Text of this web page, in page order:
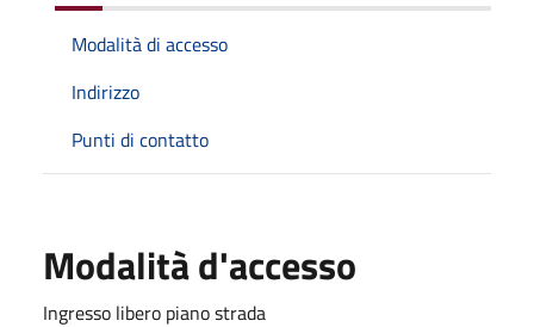
Modalità di accesso
Indirizzo
Punti di contatto
Modalità d'accesso
Ingresso libero piano strada